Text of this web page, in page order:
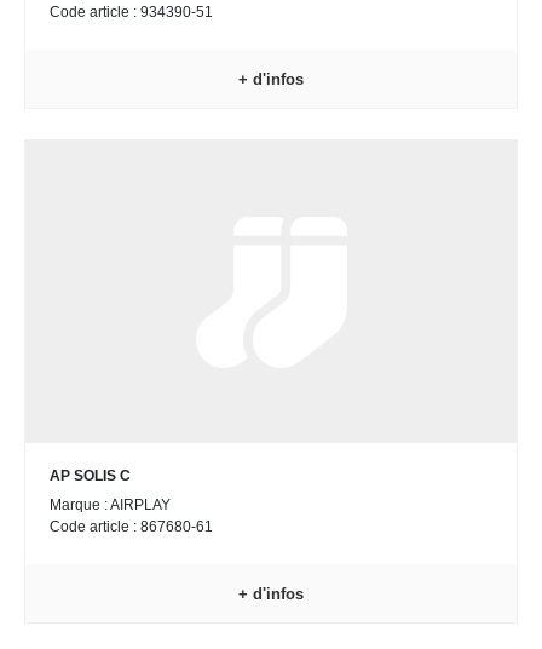
Code article : 934390-51
+ d'infos
AP SOLIS C
Marque : AIRPLAY
Code article : 867680-61
+ d'infos